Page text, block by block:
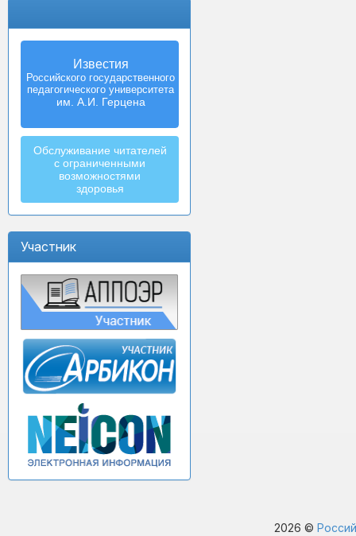
Известия
Российского государственного
педагогического университета
им. А.И. Герцена
Обслуживание читателей
с ограниченными
возможностями
здоровья
Участник
2026 ©